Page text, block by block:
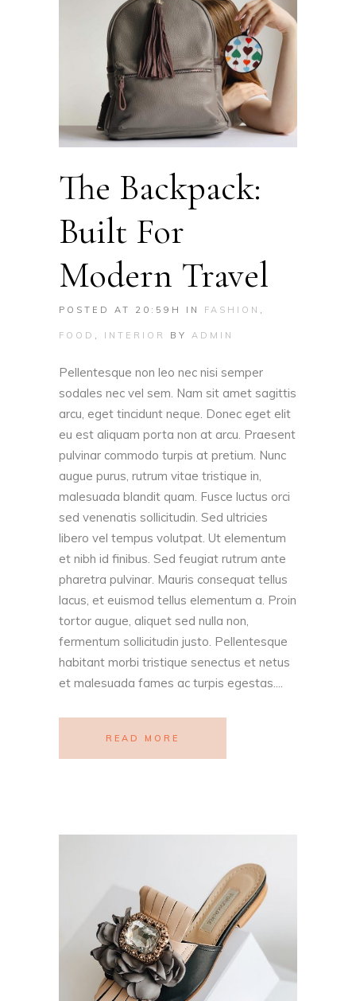
The Backpack:
Built For
Modern Travel
POSTED AT 20:59H IN FASHION ,
FOOD , INTERIOR BY ADMIN
Pellentesque non leo nec nisi semper
sodales nec vel sem. Nam sit amet sagittis
arcu, eget tincidunt neque. Donec eget elit
eu est aliquam porta non at arcu. Praesent
pulvinar commodo turpis at pretium. Nunc
augue purus, rutrum vitae tristique in,
malesuada blandit quam. Fusce luctus orci
sed venenatis sollicitudin. Sed ultricies
libero vel tempus volutpat. Ut elementum
et nibh id finibus. Sed feugiat rutrum ante
pharetra pulvinar. Mauris consequat tellus
lacus, et euismod tellus elementum a. Proin
tortor augue, aliquet sed nulla non,
fermentum sollicitudin justo. Pellentesque
habitant morbi tristique senectus et netus
et malesuada fames ac turpis egestas....
READ MORE